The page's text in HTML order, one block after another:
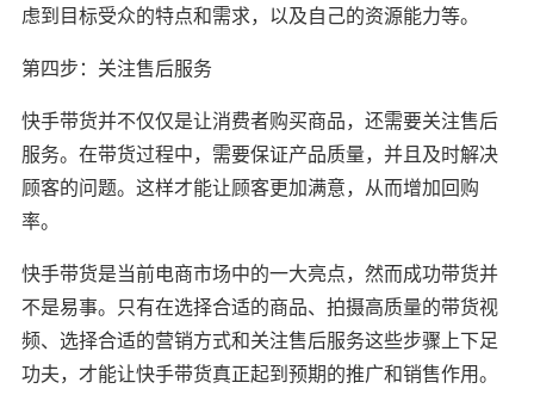
虑到目标受众的特点和需求，以及自己的资源能力等。
第四步：关注售后服务
快手带货并不仅仅是让消费者购买商品，还需要关注售后
服务。在带货过程中，需要保证产品质量，并且及时解决
顾客的问题。这样才能让顾客更加满意，从而增加回购
率。
快手带货是当前电商市场中的一大亮点，然而成功带货并
不是易事。只有在选择合适的商品、拍摄高质量的带货视
频、选择合适的营销方式和关注售后服务这些步骤上下足
功夫，才能让快手带货真正起到预期的推广和销售作用。